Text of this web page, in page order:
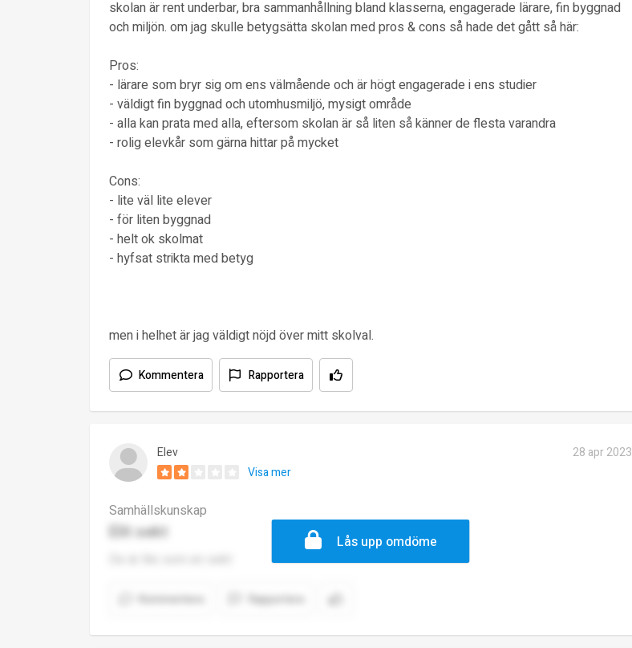
skolan är rent underbar, bra sammanhållning bland klasserna, engagerade lärare, fin byggnad
och miljön. om jag skulle betygsätta skolan med pros & cons så hade det gått så här:
Pros:
- lärare som bryr sig om ens välmående och är högt engagerade i ens studier
- väldigt fin byggnad och utomhusmiljö, mysigt område
- alla kan prata med alla, eftersom skolan är så liten så känner de flesta varandra
- rolig elevkår som gärna hittar på mycket
Cons:
- lite väl lite elever
- för liten byggnad
- helt ok skolmat
- hyfsat strikta med betyg
men i helhet är jag väldigt nöjd över mitt skolval.
Kommentera Rapportera
Elev
28 apr 2023
Visa mer
Samhällskunskap
Elit sekt
Rapportera
Lås upp omdöme